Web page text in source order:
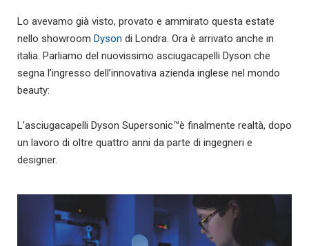
Lo avevamo già visto, provato e ammirato questa estate
nello showroom Dyson di Londra. Ora è arrivato anche in
italia. Parliamo del nuovissimo asciugacapelli Dyson che
segna l’ingresso dell’innovativa azienda inglese nel mondo
beauty:
L’asciugacapelli Dyson Supersonic™è finalmente realtà, dopo
un lavoro di oltre quattro anni da parte di ingegneri e
designer.